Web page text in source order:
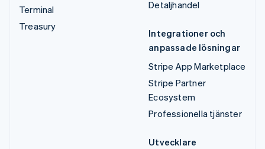
Terminal
Treasury
Detaljhandel
Integrationer och
anpassade lösningar
Stripe App Marketplace
Stripe Partner
Ecosystem
Professionella tjänster
Utvecklare